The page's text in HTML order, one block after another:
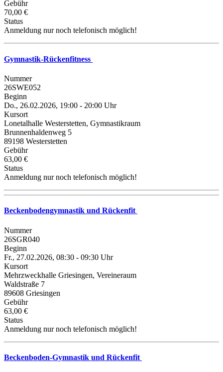
Gebühr
70,00 €
Status
Anmeldung nur noch telefonisch möglich!
Gymnastik-Rückenfitness
Nummer
26SWE052
Beginn
Do., 26.02.2026, 19:00 - 20:00 Uhr
Kursort
Lonetalhalle Westerstetten, Gymnastikraum
Brunnenhaldenweg 5
89198 Westerstetten
Gebühr
63,00 €
Status
Anmeldung nur noch telefonisch möglich!
Beckenbodengymnastik und Rückenfit
Nummer
26SGR040
Beginn
Fr., 27.02.2026, 08:30 - 09:30 Uhr
Kursort
Mehrzweckhalle Griesingen, Vereineraum
Waldstraße 7
89608 Griesingen
Gebühr
63,00 €
Status
Anmeldung nur noch telefonisch möglich!
Beckenboden-Gymnastik und Rückenfit